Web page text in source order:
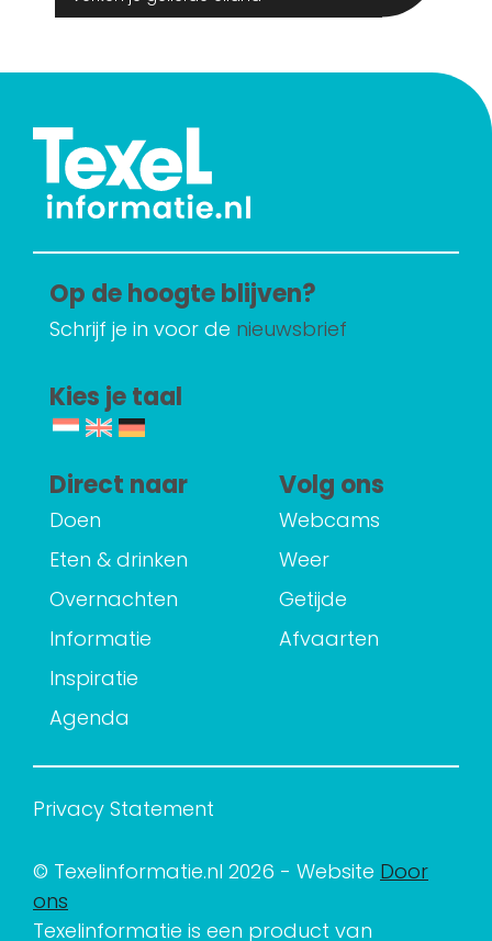
Op de hoogte blijven?
Schrijf je in voor de nieuwsbrief
Kies je taal
Direct naar
Doen
Eten & drinken
Overnachten
Informatie
Inspiratie
Agenda
Volg ons
Webcams
Weer
Getijde
Afvaarten
Privacy Statement
© Texelinformatie.nl 2026 - Website Door
ons
Texelinformatie is een product van